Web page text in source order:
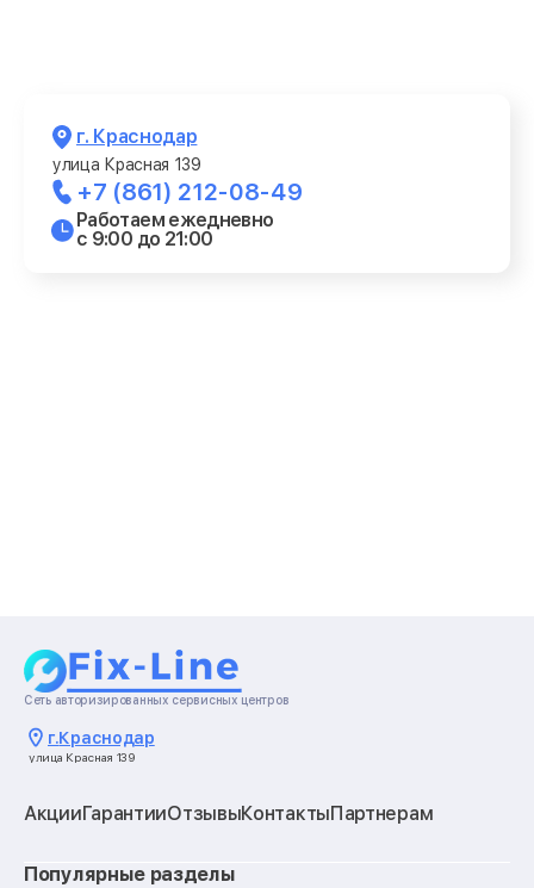
г. Краснодар
улица Красная 139
+7 (861) 212-08-49
Работаем ежедневно
с 9:00 до 21:00
Сеть авторизированных сервисных центров
г.Краснодар
улица Красная 139
АкцииГарантииОтзывыКонтактыПартнерам
Популярные разделы